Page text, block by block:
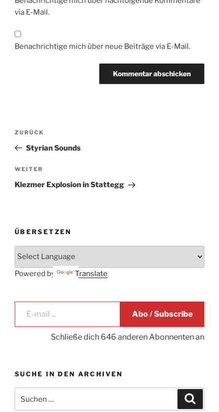
via E-Mail.
Benachrichtige mich über neue Beiträge via E-Mail.
Beitrags-
Vorheriger
Beitrag
ZURÜCK
Styrian Sounds
Nächster
Beitrag
WEITER
Klezmer Explosion in Stattegg
ÜBERSETZEN
Powered by Translate
E-mail ...
Abo / Subscribe
Schließe dich 646 anderen Abonnenten an
SUCHE IN DEN ARCHIVEN
nach: